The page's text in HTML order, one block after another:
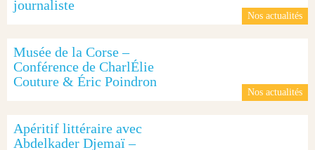
Nos actualités
journaliste
Nos actualités
Musée de la Corse –
Conférence de CharlÉlie
Couture & Éric Poindron
Apéritif littéraire avec
Abdelkader Djemaï –